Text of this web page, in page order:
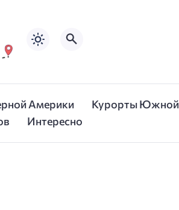
Америки
Курорты
Интересно